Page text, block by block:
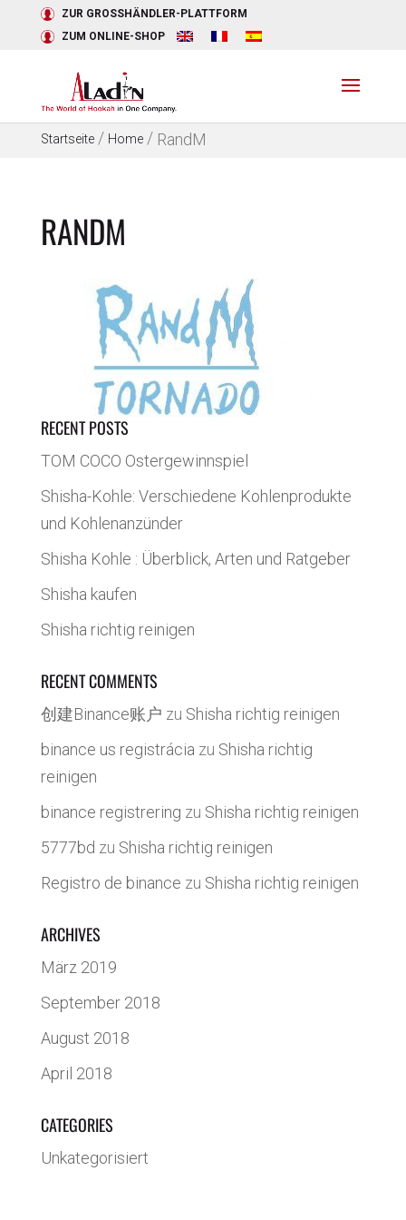
ZUR GROSSHÄNDLER-PLATTFORM
ZUM ONLINE-SHOP
Startseite/ Home/ RandM
RANDM
RECENT POSTS
TOM COCO Ostergewinnspiel
Shisha-Kohle: Verschiedene Kohlenprodukte
und Kohlenanzünder
Shisha Kohle : Überblick, Arten und Ratgeber
Shisha kaufen
Shisha richtig reinigen
RECENT COMMENTS
创建Binance账户 zu Shisha richtig reinigen
binance us registrácia zu Shisha richtig
reinigen
binance registrering zu Shisha richtig reinigen
5777bd zu Shisha richtig reinigen
Registro de binance zu Shisha richtig reinigen
ARCHIVES
März 2019
September 2018
August 2018
April 2018
CATEGORIES
Unkategorisiert